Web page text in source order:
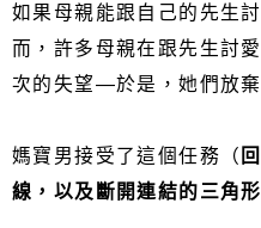
如果母親能跟自己的先生
而，許多母親在跟先生討
次的失望—於是，她們放
媽寶男接受了這個任務（
線，以及斷開連結的三角形